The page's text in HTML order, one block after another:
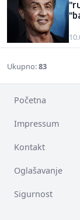
Ukupno:83
Početna
Impressum
Kontakt
Oglašavanje
Sigurnost